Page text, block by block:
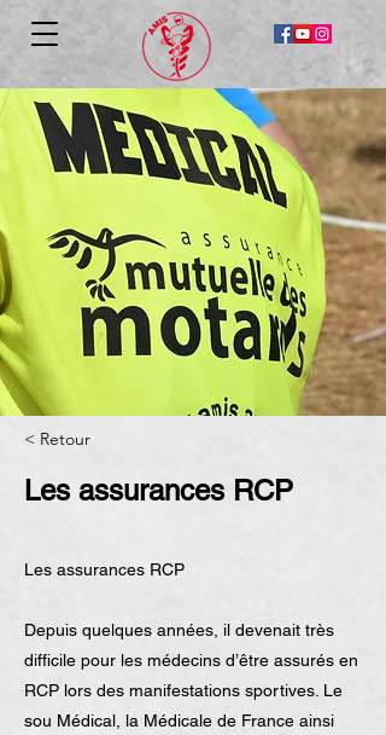
< Retour
Les assurances RCP
Les assurances RCP
Depuis quelques années, il devenait très
difficile pour les médecins d’être assurés en
RCP lors des manifestations sportives. Le
sou Médical, la Médicale de France ainsi